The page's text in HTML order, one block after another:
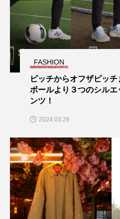
FASHION
ピッチからオフザピッチまで NB
ボールより３つのシル
ンツ！
2024.03.26